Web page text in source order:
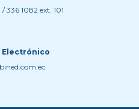
336 1082 ext. 101
Electrónico